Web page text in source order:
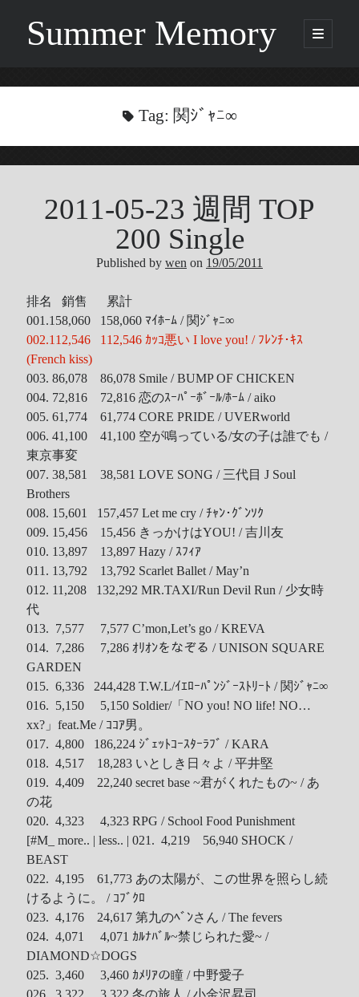
Summer Memory
open
primary
Categories
Being Music
ORICON
Photo
Tool
Uncategorized
ZARD
Recent Posts
DOCKER 內程式防火牆
辣個傳說的女人出現了!!!
『離れていても』 / AKB48 message song
SONY PS5表示: 我們是賣路由器的。
Live Your Dream – 今、はじめよう | 17LIVE (イチナナ)
乃木坂46 『世界中の隣人よ』
AKB48 Team TP｜2020 愚人節特別企劃(官方youtube)
Recent Comments
Wen on HINET 神路由
akw28888
伊onBEING 系藝人占卜
Shinodaon第53回 輝く！日本レコード大賞 AKB48 受賞
Shiwunon
tabahikoonORICON オリコン芸能ニュース APK 無廣告
版
Hina onTextcube的Nginx Rewrite
GC Fans
ZARD Request Best ～beautiful memory～
ORICON RANK
Tag: 関ｼﾞｬﾆ∞
2011-05-23 週間 TOP
200 Single
Published by wen on 19/05/2011
排名 銷售 累計
001.158,060 158,060 ﾏｲﾎｰﾑ / 関ｼﾞｬﾆ∞
002.112,546 112,546 ｶｯｺ悪い I love you! / ﾌﾚﾝﾁ･ｷｽ
(French kiss)
003. 86,078 86,078 Smile / BUMP OF CHICKEN
004. 72,816 72,816 恋のｽｰﾊﾟｰﾎﾞｰﾙ/ﾎｰﾑ / aiko
005. 61,774 61,774 CORE PRIDE / UVERworld
006. 41,100 41,100 空が鳴っている/女の子は誰でも /
東京事変
007. 38,581 38,581 LOVE SONG / 三代目 J Soul
Brothers
008. 15,601 157,457 Let me cry / ﾁｬﾝ･ｸﾞﾝｿｸ
009. 15,456 15,456 きっかけはYOU! / 吉川友
010. 13,897 13,897 Hazy / ｽﾌｨｱ
011. 13,792 13,792 Scarlet Ballet / May’n
012. 11,208 132,292 MR.TAXI/Run Devil Run / 少女時
代
013. 7,577 7,577 C’mon,Let’s go / KREVA
014. 7,286 7,286 ｵﾘｵﾝをなぞる / UNISON SQUARE
GARDEN
015. 6,336 244,428 T.W.L/ｲｴﾛｰﾊﾟﾝｼﾞｰｽﾄﾘｰﾄ / 関ｼﾞｬﾆ∞
016. 5,150 5,150 Soldier/「NO you! NO life! NO…
xx?」feat.Me / ｺｺｱ男。
017. 4,800 186,224 ｼﾞｪｯﾄｺｰｽﾀｰﾗﾌﾞ / KARA
018. 4,517 18,283 いとしき日々よ / 平井堅
019. 4,409 22,240 secret base ~君がくれたもの~ / あ
の花
020. 4,323 4,323 RPG / School Food Punishment
[#M_ more.. | less.. |021. 4,219 56,940 SHOCK /
BEAST
022. 4,195 61,773 あの太陽が、この世界を照らし続
けるように。 / ｺﾌﾞｸﾛ
023. 4,176 24,617 第九のﾍﾞﾝさん / The fevers
024. 4,071 4,071 ｶﾙﾅﾊﾞﾙ~禁じられた愛~ /
DIAMOND☆DOGS
025. 3,460 3,460 ｶﾒﾘｱの瞳 / 中野愛子
026. 3,322 3,322 冬の旅人 / 小金沢昇司